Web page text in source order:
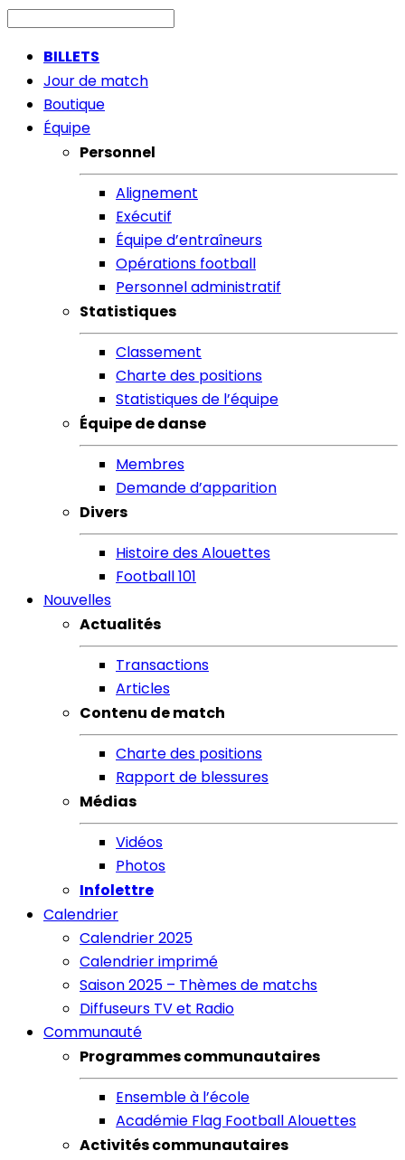
BILLETS
Jour de match
Boutique
Équipe
Personnel
Alignement
Exécutif
Équipe d’entraîneurs
Opérations football
Personnel administratif
Statistiques
Classement
Charte des positions
Statistiques de l’équipe
Équipe de danse
Membres
Demande d’apparition
Divers
Histoire des Alouettes
Football 101
Nouvelles
Actualités
Transactions
Articles
Contenu de match
Charte des positions
Rapport de blessures
Médias
Vidéos
Photos
Infolettre
Calendrier
Calendrier 2025
Calendrier imprimé
Saison 2025 – Thèmes de matchs
Diffuseurs TV et Radio
Communauté
Programmes communautaires
Ensemble à l’école
Académie Flag Football Alouettes
Activités communautaires